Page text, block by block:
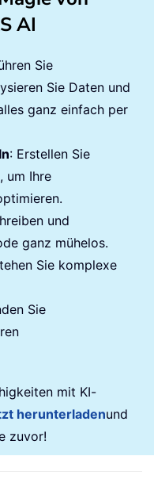
AI
Sie
Sie Daten und
ganz einfach per
: Erstellen Sie
um Ihre
und
ganz mühelos.
Sie komplexe
Sie
mit KI-
herunterladenund
zuvor!